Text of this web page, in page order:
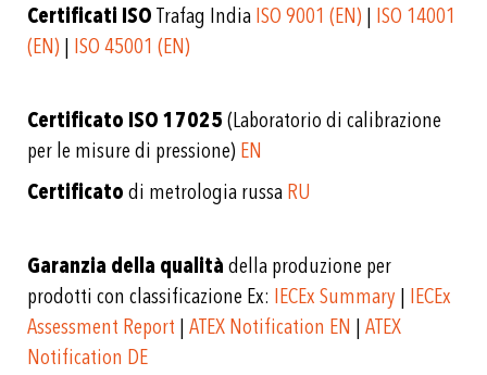
Certificati ISOTrafag IndiaISO 9001 (EN) | ISO 14001
(EN) | ISO 45001 (EN)
Certificato ISO 17025(Laboratorio di calibrazione
per le misure di pressione) EN
Certificatodi metrologia russaRU
Garanzia della qualitàdella produzione per
prodotti con classificazione Ex: IECEx Summary | IECEx
Assessment Report |ATEX Notification EN |ATEX
Notification DE